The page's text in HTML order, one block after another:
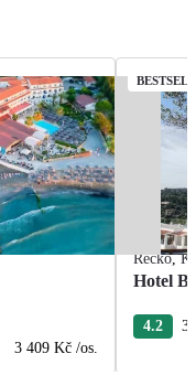
3 409 Kč /os.
Řecko,
Hotel
4.2